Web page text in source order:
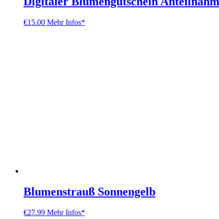
€15.00 Mehr Infos*
Blumenstrauß Sonnengelb
€27.99 Mehr Infos*